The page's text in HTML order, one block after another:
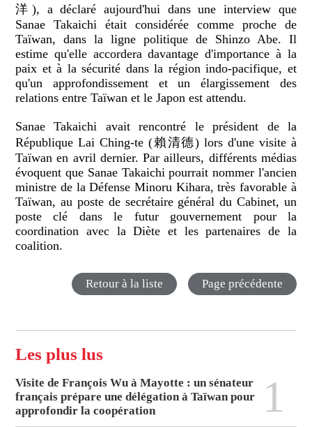
洋), a déclaré aujourd'hui dans une interview que
Sanae Takaichi était considérée comme proche de
Taïwan, dans la ligne politique de Shinzo Abe. Il
estime qu'elle accordera davantage d'importance à la
paix et à la sécurité dans la région indo-pacifique, et
qu'un approfondissement et un élargissement des
relations entre Taïwan et le Japon est attendu.
Sanae Takaichi avait rencontré le président de la
République Lai Ching-te (賴清德) lors d'une visite à
Taïwan en avril dernier.Par ailleurs, différents médias
évoquent que Sanae Takaichi pourrait nommer l'ancien
ministre de la Défense Minoru Kihara, très favorable à
Taïwan, au poste de secrétaire général du Cabinet, un
poste clé dans le futur gouvernement pour la
coordination avec la Diète et les partenaires de la
coalition.
Retour à la liste Page précédente
Les plus lus
Visite de François Wu à Mayotte : un sénateur
français prépare une délégation à Taïwan pour
approfondir la coopération
1